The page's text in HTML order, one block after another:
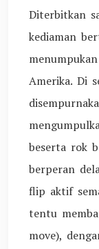
Diterbitkan
kediaman
Amerika. Di
beserta rok
berperan
flip aktif
tentu
move),